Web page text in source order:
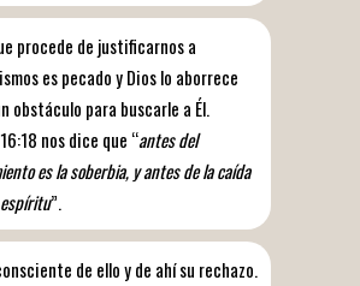
procede de justificarnos a
es pecado y Dios lo aborrece
obstáculo para buscarle a Él.
nos dice que “antes del
es la soberbia, y antes de la caída
”.
de ello y de ahí su rechazo.